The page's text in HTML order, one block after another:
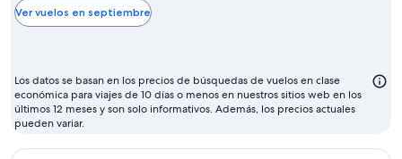
barato
para
suele
ser
septiembre
Ver vuelos en septiembre
Los datos se basan en los precios de búsquedas de vuelos en clase
económica para viajes de 10 días o menos en nuestros sitios web en los
últimos 12 meses y son solo informativos. Además, los precios actuales
pueden variar.